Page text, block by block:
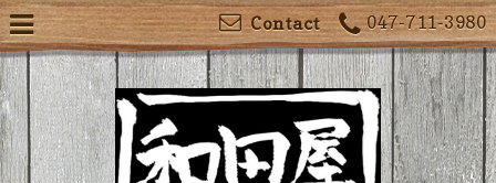
047-711-3980
Contact